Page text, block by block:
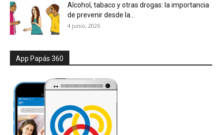
Alcohol, tabaco y otras drogas: la importancia
de prevenir desde la...
4 junio, 2026
App Papás 360